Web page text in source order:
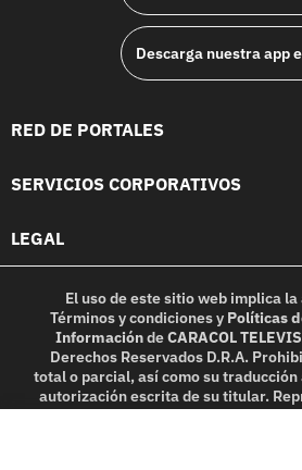
Descarga nuestra app
RED DE PORTALES
SERVICIOS CORPORATIVOS
LEGAL
El uso de este sitio web implica
Términos y condicionesy Políticas
InformacióndeCARACOL
Derechos Reservados D.R.A.
total o parcial, así como su
autorización escrita de su titular.
in part, or translation without